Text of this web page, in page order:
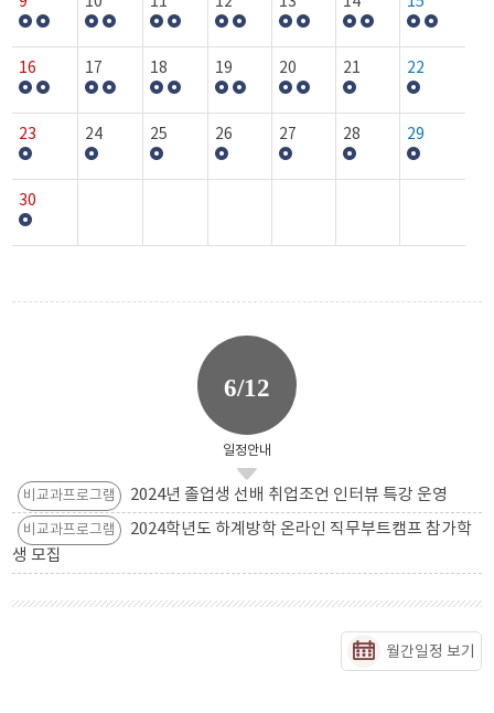
16 17 18 19 20 21 22
23 24 25 26 27 28 29
30
6/12
일정안내
비교과프로그램 2024년 졸업생 선배 취업조언 인터뷰 특강 운영
비교과프로그램
2024학년도 하계방학 온라인 직무부트캠프 참가학
생 모집
월간일정 보기